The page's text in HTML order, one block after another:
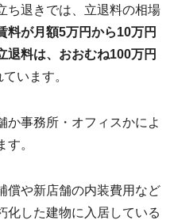
ち退きでは、立退料の相場
料が月額5万円から10万円
退料は、おおむね100万円
います。
か事務所・オフィスかによ
。
償や新店舗の内装費用など
化した建物に入居している